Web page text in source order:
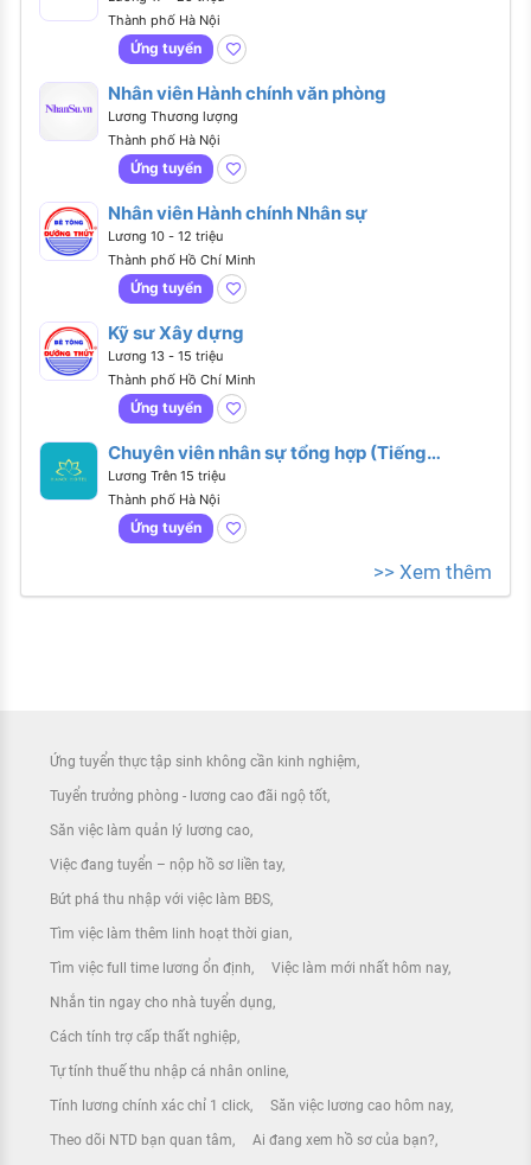
Thành phố Hà Nội
Ứng tuyển
Nhân viên Hành chính văn phòng
Lương Thương lượng
Thành phố Hà Nội
Ứng tuyển
Nhân viên Hành chính Nhân sự
Lương 10 - 12 triệu
Thành phố Hồ Chí Minh
Ứng tuyển
Kỹ sư Xây dựng
Lương 13 - 15 triệu
Thành phố Hồ Chí Minh
Ứng tuyển
Chuyên viên nhân sự tổng hợp (Tiếng
Anh giao tiếp)
Lương Trên 15 triệu
Thành phố Hà Nội
Ứng tuyển
>> Xem thêm
Ứng tuyển thực tập sinh không cần kinh nghiệm
Tuyển trưởng phòng - lương cao đãi ngộ tốt
Săn việc làm quản lý lương cao
Việc đang tuyển – nộp hồ sơ liền tay
Bứt phá thu nhập với việc làm BĐS
Tìm việc làm thêm linh hoạt thời gian
Tìm việc full time lương ổn định Việc làm mới nhất hôm nay
Nhắn tin ngay cho nhà tuyển dụng
Cách tính trợ cấp thất nghiệp
Tự tính thuế thu nhập cá nhân online
Tính lương chính xác chỉ 1 click Săn việc lương cao hôm nay
Theo dõi NTD bạn quan tâm Ai đang xem hồ sơ của bạn?